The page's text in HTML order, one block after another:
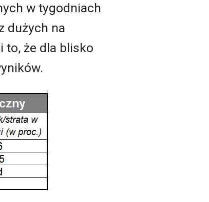
w tygodniach
dużych na
to, że dla blisko